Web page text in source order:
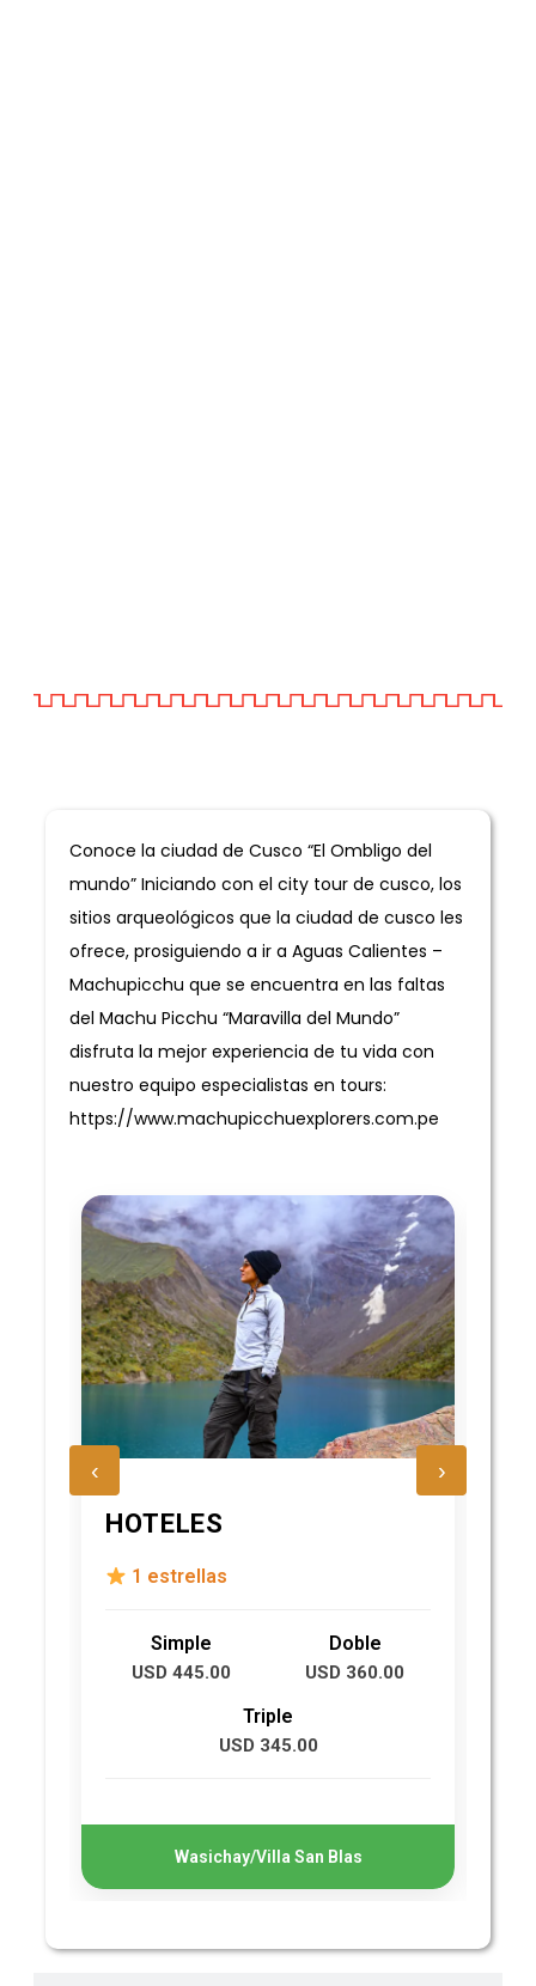
Conoce la ciudad de Cusco “El Ombligo del
mundo” Iniciando con el city tour de cusco, los
sitios arqueológicos que la ciudad de cusco les
ofrece, prosiguiendo a ir a Aguas Calientes –
Machupicchu que se encuentra en las faltas
del Machu Picchu “Maravilla del Mundo”
disfruta la mejor experiencia de tu vida con
nuestro equipo especialistas en tours:
https://www.machupicchuexplorers.com.pe
‹
HOTELES
1 estrellas
Simple
USD 445.00
Doble
USD 360.00
Triple
USD 345.00
Wasichay/Villa San Blas
›